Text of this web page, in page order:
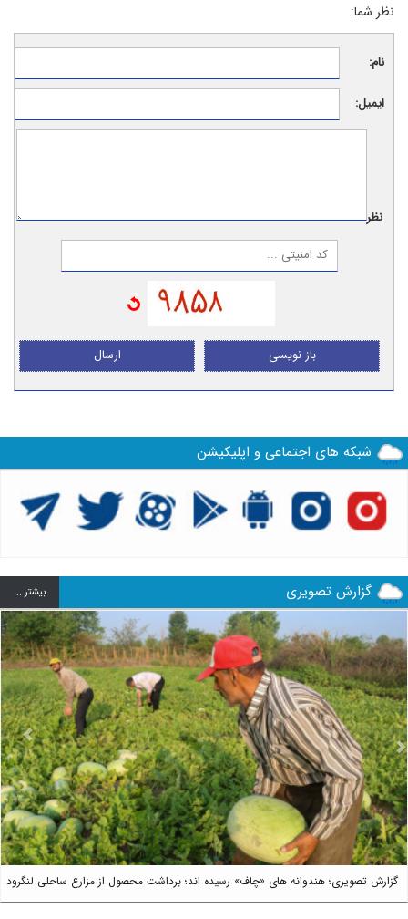
نظر شما:
نام:
ایمیل:
نظر:
ارسال باز نویسی
شبکه های اجتماعی و اپلیکیشن
گزارش تصویری بيشتر ...
گزارش تصویری؛ هندوانه های «چاف» رسیده اند؛ برداشت محصول از مزارع ساحلی لنگرود
Next